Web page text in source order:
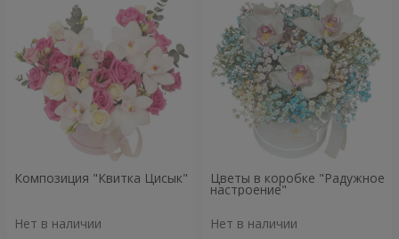
Композиция "Квитка Цисык"
Нет в наличии
Цветы в коробке "Радужное
настроение"
Нет в наличии